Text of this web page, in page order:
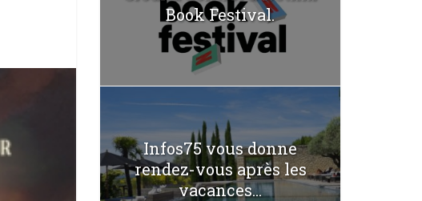
Book Festival.
Infos75 vous donne
rendez-vous après les
vacances...